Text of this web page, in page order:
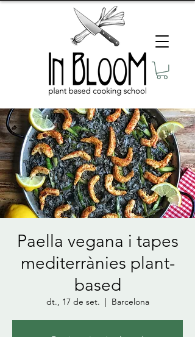
Paella vegana i tapes
mediterrànies plant-
based
dt., 17 de set.
  |
Barcelona